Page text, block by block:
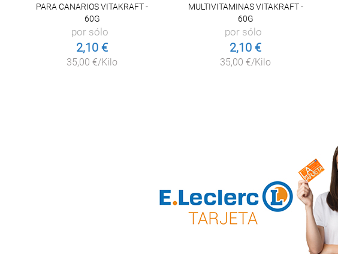
PARA CANARIOS VITAKRAFT -
60G
por sólo
2,10 €
35,00 €/Kilo
MULTIVITAMINAS VITAKRAFT -
60G
por sólo
2,10 €
35,00 €/Kilo